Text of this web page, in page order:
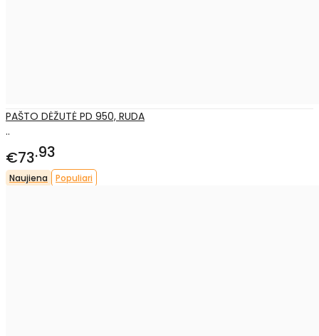
PAŠTO DĖŽUTĖ PD 950, RUDA
..
€73 93
Naujiena Populiari